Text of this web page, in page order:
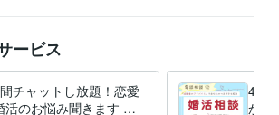
不明な点がございましたら、DMにてお気軽にお問
ービス
チャットし放題！恋愛
活のお悩み聞きます 男
40代
から